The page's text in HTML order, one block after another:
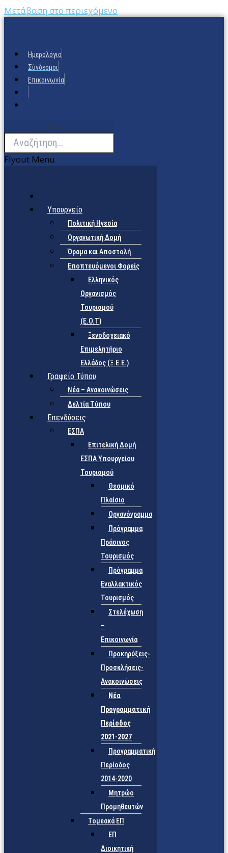
Μετάβαση στο περιεχόμενο
Ημερολόγιο
Σύνδεσμοι
Επικοινωνία
Search
Flyout Menu
Υπουργείο
Πολιτική Ηγεσία
Οργανωτική Δομή
Όραμα και Αποστολή
Εποπτευόμενοι Φορείς
Eλληνικός
Οργανισμός
Τουρισμού
(Ε.Ο.Τ)
Ξενοδοχειακό
Επιμελητήριο
Ελλάδος (Ξ.Ε.Ε.)
Γραφείο Τύπου
Νέα – Ανακοινώσεις
Δελτία Τύπου
Επενδύσεις
ΕΣΠΑ
Επιτελική Δομή
ΕΣΠΑ Υπουργείου
Τουρισμού
Θεσμικό
Πλαίσιο
Οργανόγραμμα
Πρόγραμμα
Πράσινος
Τουρισμός
Πρόγραμμα
Εναλλακτικός
Τουρισμός
Στελέχωση
–
Επικοινωνία
Προκηρύξεις-
Προσκλήσεις-
Ανακοινώσεις
Νέα
Προγραμματική
Περίοδος
2021-2027
Προγραμματική
Περίοδος
2014-2020
Μητρώο
Προμηθευτών
Τομεακά ΕΠ
ΕΠ
Διοικητική